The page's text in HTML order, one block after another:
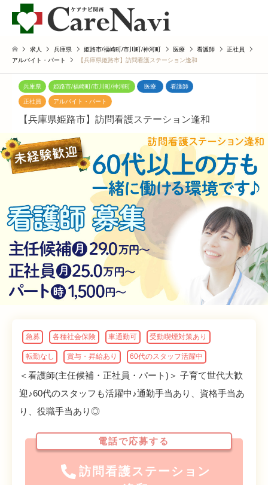
求人 兵庫県 姫路市/福崎町/市川町/神河町 医療 看護師
正社員
アルバイト・パート
【兵庫県姫路市】訪問看護ステーション逢和
兵庫県 姫路市/福崎町/市川町/神河町 医療 看護師
正社員 アルバイト・パート
【兵庫県姫路市】訪問看護ステーション逢和
急募 各種社会保険 車通勤可 受動喫煙対策あり
転勤なし 賞与・昇給あり 60代のスタッフ活躍中
＜看護師(主任候補・正社員・パート)＞ 子育て世代大歓
迎♪60代のスタッフも活躍中♪通勤手当あり、資格手当あ
り、役職手当あり◎
電話で応募する
訪問看護ステーション